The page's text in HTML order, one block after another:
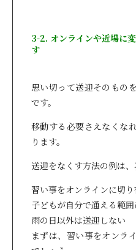
3-2. オンラインや近場に
す
思い切って送迎そのもの
です。
移動する必要さえなくな
ります。
送迎をなくす方法の例は、
習い事をオンラインに切り
子どもが自分で通える範
雨の日以外は送迎しない
まずは、習い事をオンラ